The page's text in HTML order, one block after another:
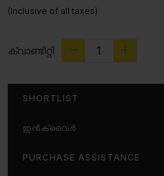
(Inclusive of all taxes)
ക്വാണ്ടിറ്റി
SHORTLIST
ഇൻക്വൈർ
PURCHASE ASSISTANCE